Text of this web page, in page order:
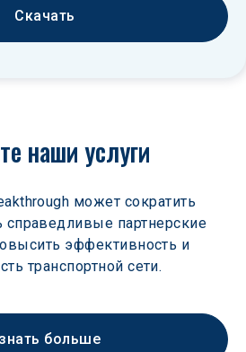
Скачать
наши услуги
может сократить
справедливые партнерские
эффективность и
транспортной сети.
больше